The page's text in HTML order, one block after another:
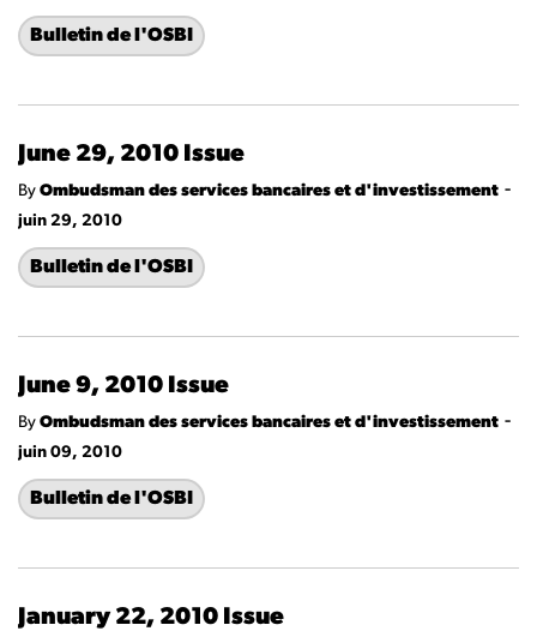
Bulletin de l'OSBI
June 29, 2010 Issue
By Ombudsman des services bancaires et d'investissement -
juin 29, 2010
Bulletin de l'OSBI
June 9, 2010 Issue
By Ombudsman des services bancaires et d'investissement -
juin 09, 2010
Bulletin de l'OSBI
January 22, 2010 Issue